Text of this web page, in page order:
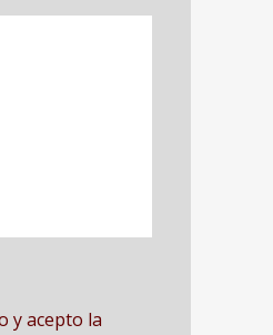
y acepto la